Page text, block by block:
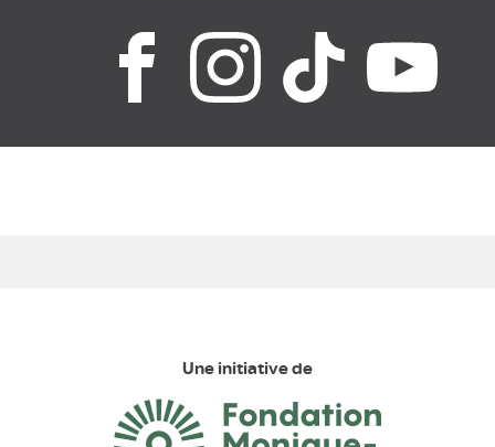
Une initiative de